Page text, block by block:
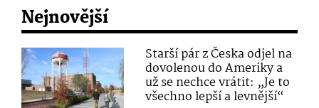
Nejnovější
Starší pár z Česka odjel na
dovolenou do Ameriky a
už se nechce vrátit: „Je to
všechno lepší a levnější“